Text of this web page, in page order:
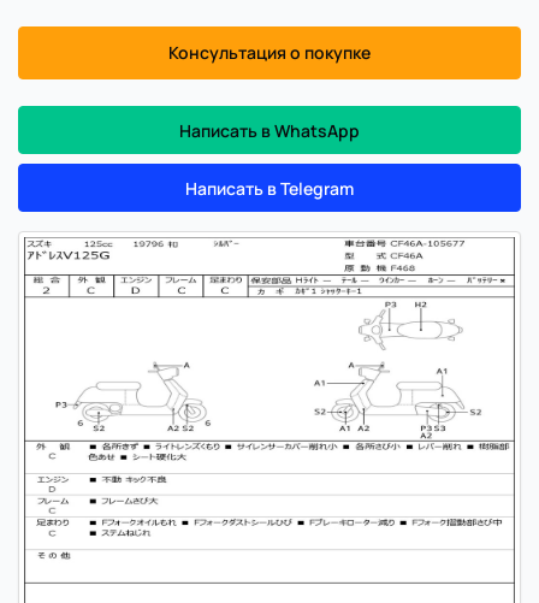
Консультация о покупке
Написать в WhatsApp
Написать в Telegram